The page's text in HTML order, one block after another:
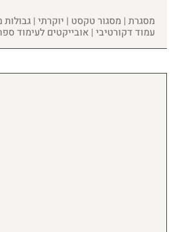
מסגרת | מסגור טקסט | יוקרתי |
עמוד דקורטיבי | אובייקטים לעימוד